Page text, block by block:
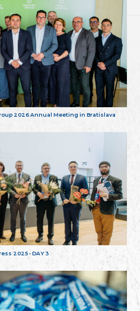
2026 Annual Meeting in Bratislava
2025 - DAY 3